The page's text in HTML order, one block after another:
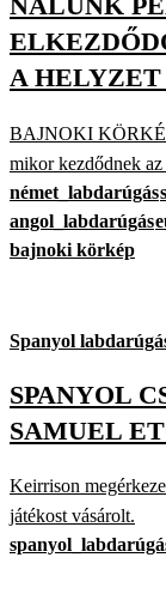
A
BAJNOKI
mikor kezdődnek
német_labdarúgás
angol_labdarúgás
bajnoki körkép
Spanyol
SPANYOL
SAMUEL
Keirrison
játékost vásárolt.